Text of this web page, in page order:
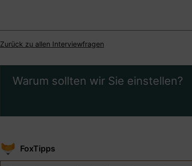
Zurück zu allen Interviewfragen
Warum sollten wir Sie einstellen?
FoxTipps